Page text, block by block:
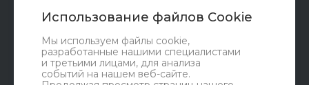
Использование файлов Cookie
Мы используем файлы cookie,
разработанные нашими специалистами
и третьими лицами, для анализа
событий на нашем веб-сайте.